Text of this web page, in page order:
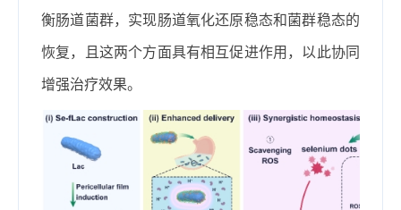
衡肠道菌群，实现肠道氧化还原稳态和菌群稳态的
恢复，且这两个方面具有相互促进作用，以此协同
增强治疗效果。